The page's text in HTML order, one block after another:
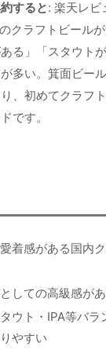
すると: 楽天レビ
ラフトビールが
る」「スタウト
多い。箕面ビー
、初めてクラフ
です。
着感がある国内
しての高級感が
ウト・IPA等バラ
やすい